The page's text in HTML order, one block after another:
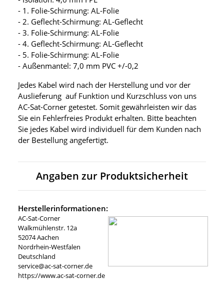
- 1. Folie-Schirmung: AL-Folie
- 2. Geflecht-Schirmung: AL-Geflecht
- 3. Folie-Schirmung: AL-Folie
- 4. Geflecht-Schirmung: AL-Geflecht
- 5. Folie-Schirmung: AL-Folie
- Außenmantel: 7,0 mm PVC +/-0,2
Jedes Kabel wird nach der Herstellung und vor der
Auslieferung auf Funktion und Kurzschluss von uns
AC-Sat-Corner getestet. Somit gewährleisten wir das
Sie ein Fehlerfreies Produkt erhalten. Bitte beachten
Sie jedes Kabel wird individuell für dem Kunden nach
der Bestellung angefertigt.
Angaben zur Produktsicherheit
Herstellerinformationen:
AC-Sat-Corner
Walkmühlenstr. 12a
52074 Aachen
Nordrhein-Westfalen
Deutschland
service@ac-sat-corner.de
https://www.ac-sat-corner.de